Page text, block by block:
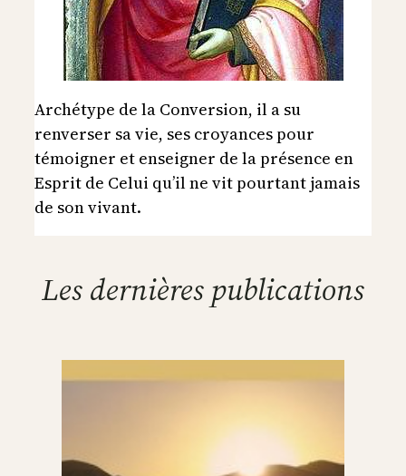
Archétype de la Conversion, il a su
renverser sa vie, ses croyances pour
témoigner et enseigner de la présence en
Esprit de Celui qu’il ne vit pourtant jamais
de son vivant.
Les dernières publications